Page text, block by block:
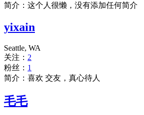
简介：这个人很懒，没有添加任何简介
yixain
Seattle, WA
关注： 2
粉丝： 1
简介：喜欢 交友，真心待人
毛毛